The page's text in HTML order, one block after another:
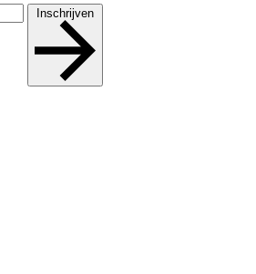
Inschrijven